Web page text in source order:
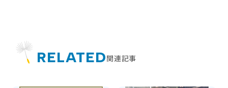
RELATED関連記事